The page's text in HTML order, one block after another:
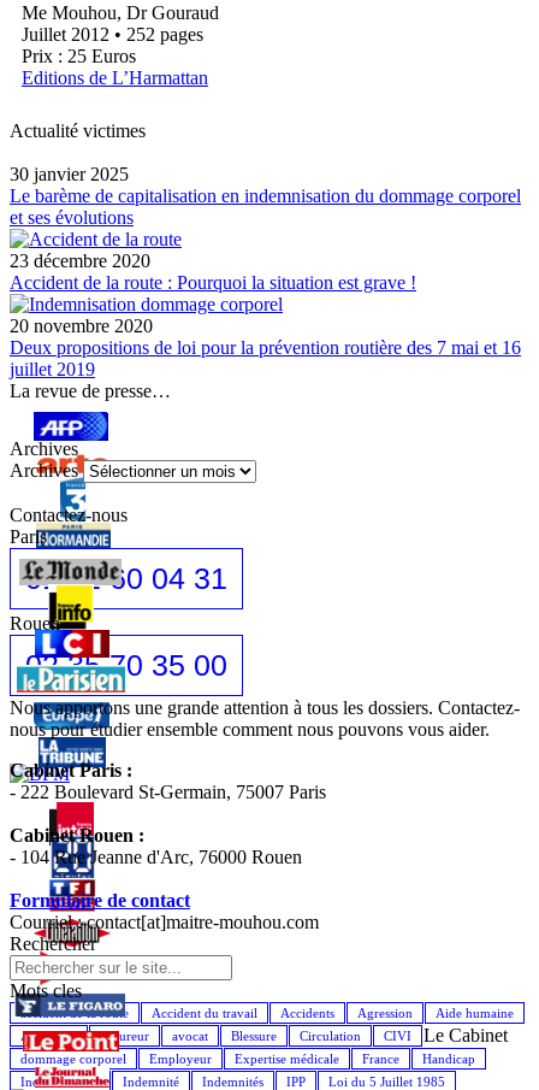
Me Mouhou, Dr Gouraud
Juillet 2012 • 252 pages
Prix : 25 Euros
Editions de L’Harmattan
Actualité victimes
30 janvier 2025
Le barème de capitalisation en indemnisation du dommage corporel
et ses évolutions
23 décembre 2020
Accident de la route : Pourquoi la situation est grave !
20 novembre 2020
Deux propositions de loi pour la prévention routière des 7 mai et 16
juillet 2019
La revue de presse…
Archives
Archives
Contactez-nous
Paris
01 42 60 04 31
Rouen
02 35 70 35 00
Nous apportons une grande attention à tous les dossiers. Contactez-
nous pour étudier ensemble comment nous pouvons vous aider.
Cabinet Paris :
- 222 Boulevard St-Germain, 75007 Paris
Cabinet Rouen :
- 104 Rue Jeanne d'Arc, 76000 Rouen
Formulaire de contact
Courriel : contact[at]maitre-mouhou.com
Rechercher
Mots cles
accident de la route Accident du travail Accidents Agression
Aide humaine
Assistance
Assureur avocat Blessure Circulation
CIVI
dommage corporel
Employeur Expertise médicale France
Handicap
Indemnisation
Indemnité Indemnités IPP
Loi du 5 Juillet 1985
Le Cabinet